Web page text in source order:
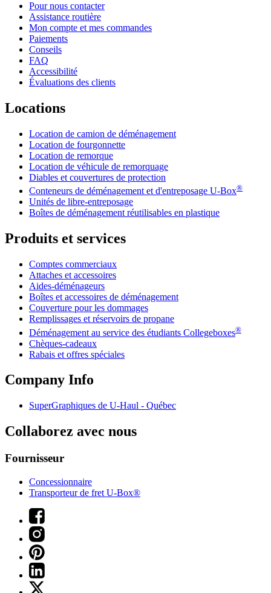
Pour nous contacter
Assistance routière
Mon compte et mes commandes
Paiements
Conseils
FAQ
Accessibilité
Évaluations des clients
Locations
Location de camion de déménagement
Location de fourgonnette
Location de remorque
Location de véhicule de remorquage
Diables et couvertures de protection
Conteneurs de déménagement et d'entreposage U-Box®
Unités de libre-entreposage
Boîtes de déménagement réutilisables en plastique
Produits et services
Comptes commerciaux
Attaches et accessoires
Aides-déménageurs
Boîtes et accessoires de déménagement
Couverture pour les dommages
Remplissages et réservoirs de propane
Déménagement au service des étudiants Collegeboxes®
Chèques-cadeaux
Rabais et offres spéciales
Company Info
SuperGraphiques de U-Haul - Québec
Collaborez avec nous
Fournisseur
Concessionnaire
Transporteur de fret U-Box®